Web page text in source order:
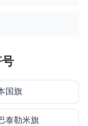
国旗
泰勒米旗